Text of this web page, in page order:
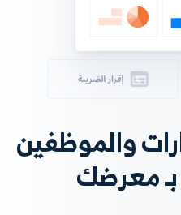
والموظفين
بـ معرضك